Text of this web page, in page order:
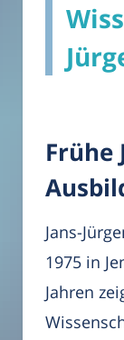
Frühe
Jans-
1975 in
Jahren